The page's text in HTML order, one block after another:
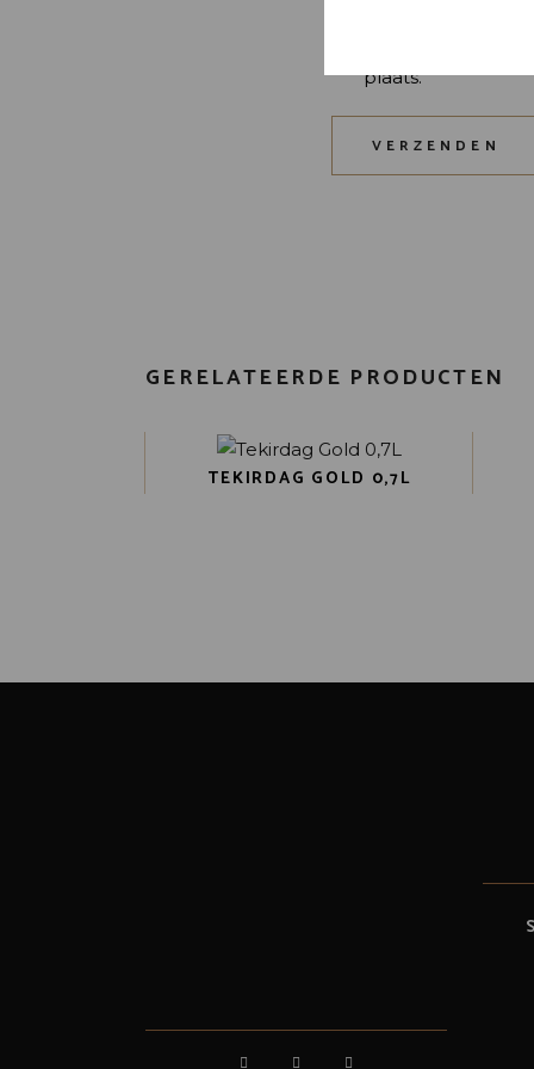
plaats.
VERZENDEN
GERELATEERDE PRODUCTEN
TEKIRDAG GOLD 0,7L